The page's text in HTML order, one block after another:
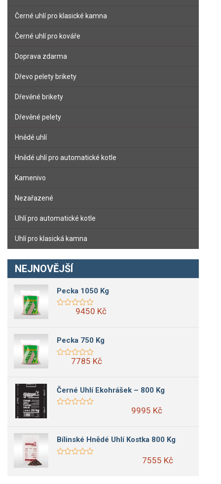
Černé uhlí pro klasické kamna
Černé uhlí pro kováře
Doprava zdarma
Dřevo pelety brikety
Dřevěné brikety
Dřevěné pelety
Hnědé uhlí
Hnědé uhlí pro automatické kotle
Kamenivo
Nezařazené
Uhlí pro automatické kotle
Uhlí pro klasická kamna
NEJNOVĚJŠÍ
Pecka 1050 Kg
9450 Kč
Pecka 750 Kg
7785 Kč
Černé Uhlí Ekohrášek – 800 Kg
9995 Kč
Bílinské Hnědé Uhlí Kostka 800 Kg
7555 Kč